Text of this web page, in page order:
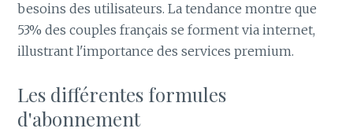
besoins des utilisateurs. La tendance montre que
53% des couples français se forment via internet,
illustrant l'importance des services premium.
Les différentes formules
d'abonnement